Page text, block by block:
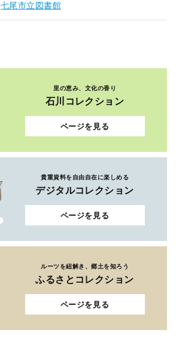
七尾市立図書館
里の恵み、文化の香り
石川コレクション
ページを見る
貴重資料を自由自在に楽しめる
デジタルコレクション
ページを見る
ルーツを紐解き、郷土を知ろう
ふるさとコレクション
ページを見る